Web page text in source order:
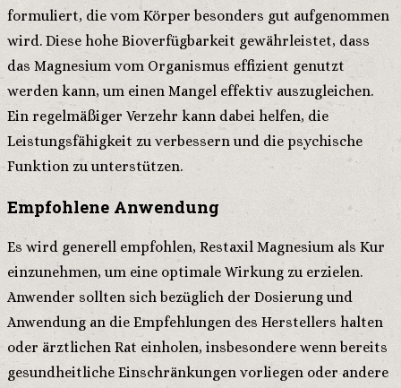
formuliert, die vom Körper besonders gut aufgenommen
wird. Diese hohe Bioverfügbarkeit gewährleistet, dass
das Magnesium vom Organismus effizient genutzt
werden kann, um einen Mangel effektiv auszugleichen.
Ein regelmäßiger Verzehr kann dabei helfen, die
Leistungsfähigkeit zu verbessern und die psychische
Funktion zu unterstützen.
Empfohlene Anwendung
Es wird generell empfohlen, Restaxil Magnesium als Kur
einzunehmen, um eine optimale Wirkung zu erzielen.
Anwender sollten sich bezüglich der Dosierung und
Anwendung an die Empfehlungen des Herstellers halten
oder ärztlichen Rat einholen, insbesondere wenn bereits
gesundheitliche Einschränkungen vorliegen oder andere